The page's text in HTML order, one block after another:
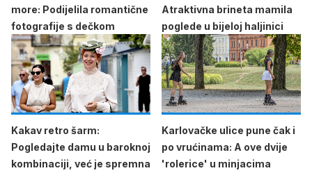
more: Podijelila romantične
fotografije s dečkom
Atraktivna brineta mamila
poglede u bijeloj haljinici
Kakav retro šarm:
Pogledajte damu u baroknoj
kombinaciji, već je spremna
Karlovačke ulice pune čak i
po vrućinama: A ove dvije
'rolerice' u minjacima